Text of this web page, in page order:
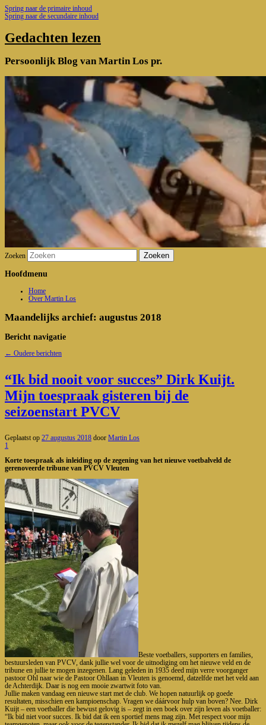
Spring naar de primaire inhoud
Spring naar de secundaire inhoud
Gedachten lezen
Persoonlijk Blog van Martin Los pr.
Zoeken
Hoofdmenu
Home
Over Martin Los
Maandelijks archief: augustus 2018
Bericht navigatie
← Oudere berichten
“Ik bid nooit voor succes” Dirk Kuijt.
Mijn toespraak gisteren bij de
seizoenstart PVCV
Geplaatst op 27 augustus 2018 door Martin Los
1
Korte toespraak als inleiding op de zegening van het nieuwe voetbalveld de
gerenoveerde tribune van PVCV Vleuten
Beste voetballers, supporters en families,
bestuursleden van PVCV, dank jullie wel voor de uitnodiging om het nieuwe veld en de
tribune en jullie te mogen inzegenen. Lang geleden in 1935 deed mijn verre voorganger
pastoor Ohl naar wie de Pastoor Ohllaan in Vleuten is genoemd, datzelfde met het veld aan
de Achterdijk. Daar is nog een mooie zwartwit foto van.
Jullie maken vandaag een nieuwe start met de club. We hopen natuurlijk op goede
resultaten, misschien een kampioenschap. Vragen we dáárvoor hulp van boven? Nee. Dirk
Kuijt – een voetballer die bewust gelovig is – zegt in een boek over zijn leven als voetballer:
“Ik bid niet voor succes. Ik bid dat ik een sportief mens mag zijn. Met respect voor mijn